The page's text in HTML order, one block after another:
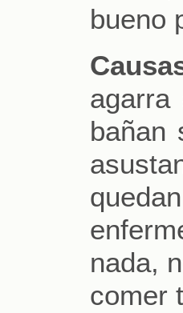
bueno
bañan
nada,
comer